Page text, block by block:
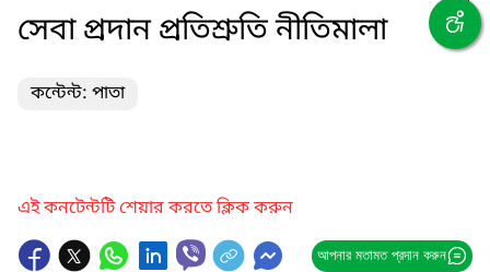
সেবা প্রদান প্রতিশ্রুতি নীতিমালা
কন্টেন্ট: পাতা
এই কনটেন্টটি শেয়ার করতে ক্লিক করুন
আপনার মতামত প্রদান করুন